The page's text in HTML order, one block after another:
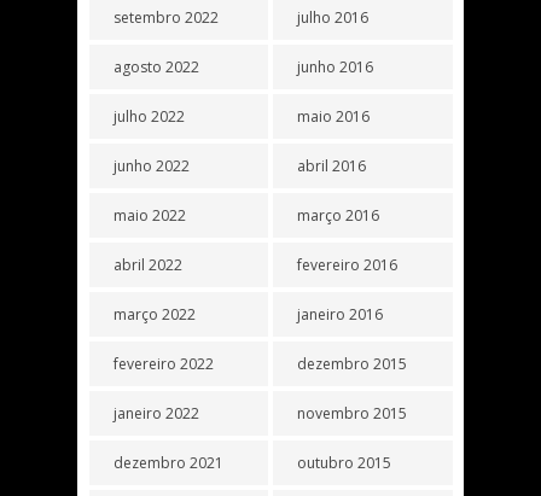
setembro 2022
agosto 2022
julho 2022
junho 2022
maio 2022
abril 2022
março 2022
fevereiro 2022
janeiro 2022
dezembro 2021
julho 2016
junho 2016
maio 2016
abril 2016
março 2016
fevereiro 2016
janeiro 2016
dezembro 2015
novembro 2015
outubro 2015